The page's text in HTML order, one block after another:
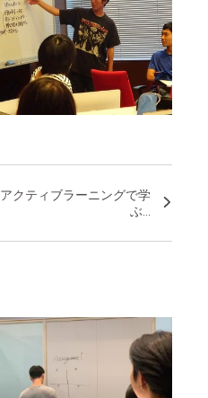
アクティブラーニングで学
ぶ...